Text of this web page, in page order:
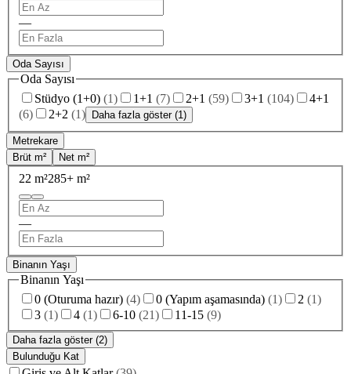
—
Oda Sayısı
Oda Sayısı
Stüdyo (1+0) (1) 1+1 (7) 2+1 (59) 3+1 (104)
4+1
(6) 2+2 (1) Daha fazla göster (1)
Metrekare
Brüt m²
Net m²
22 m²285+ m²
—
Binanın Yaşı
Binanın Yaşı
0 (Oturuma hazır) (4) 0 (Yapım aşamasında) (1) 2 (1)
3 (1) 4 (1) 6-10 (21) 11-15 (9)
Daha fazla göster (2)
Bulunduğu Kat